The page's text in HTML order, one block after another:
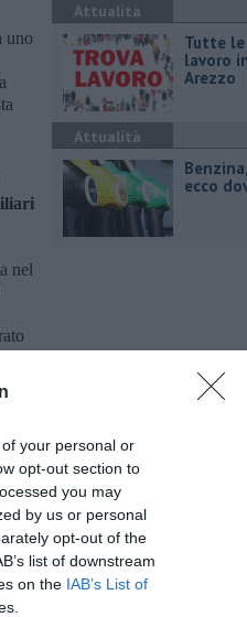
your personal or
opt-out section to
you may
by us or personal
opt-out of the
list of downstream
on the IAB’s List of
uno
nel
noto
Attualità
​Tutte
lavoro
Arezzo
Attualità
ecco